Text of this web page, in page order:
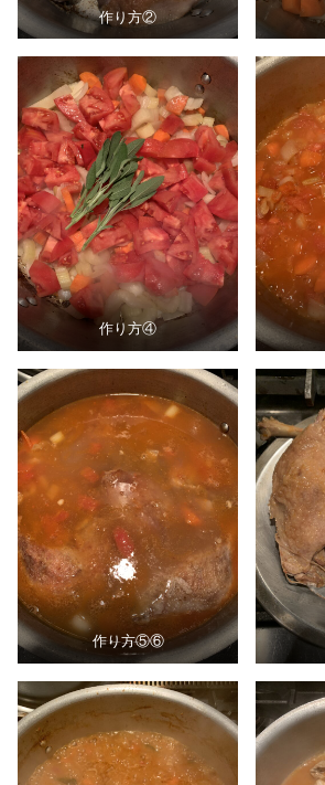
作り方②
作り方④
作り方⑤⑥